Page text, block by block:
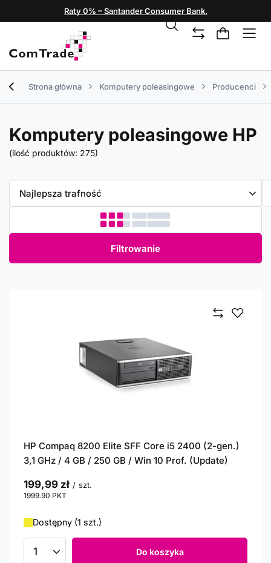
Raty 0% – Santander Consumer Bank.
Strona główna Komputery poleasingowe Producenci
Komputery poleasingowe HP
(ilość produktów: 275)
Zmień sortowanie
Najlepsza trafność
Filtrowanie
HP Compaq 8200 Elite SFF Core i5 2400 (2-gen.)
3,1 GHz / 4 GB / 250 GB / Win 10 Prof. (Update)
199,99 zł / szt.
1999.90 PKT
Dostępny (1 szt.)
Ilość produktów Do koszyka